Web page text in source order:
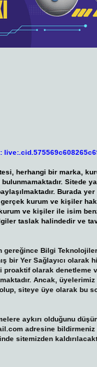
herhangi bir marka,
Sitede
Burada
kurum ve kişiler
ve kişiler ile isim
taslak halindedir ve
gereğince Bilgi
bir Yer Sağlayıcı olarak
olarak denetleme
Ancak, üyelerimiz
siteye üye olarak bu
aykırı olduğunu
adresine bildirmeniz
sitemizden